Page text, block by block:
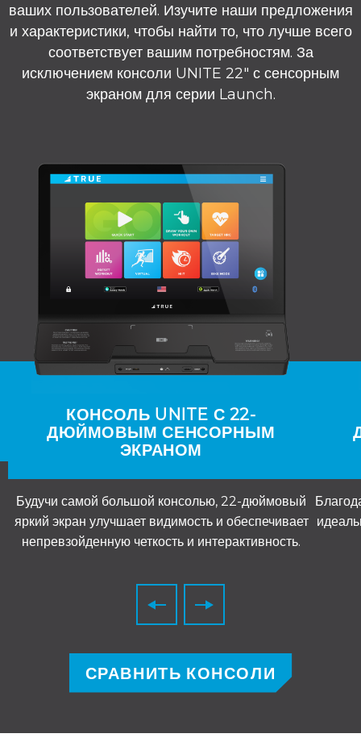
ваших пользователей. Изучите наши предложения
и характеристики, чтобы найти то, что лучше всего
соответствует вашим потребностям. За
исключением консоли UNITE 22″ с сенсорным
экраном для серии Launch.
КОНСОЛЬ UNITE С 22-
ДЮЙМОВЫМ СЕНСОРНЫМ
ЭКРАНОМ
Будучи самой большой консолью, 22-дюймовый
яркий экран улучшает видимость и обеспечивает
непревзойденную четкость и интерактивность.
СРАВНИТЬ КОНСОЛИ